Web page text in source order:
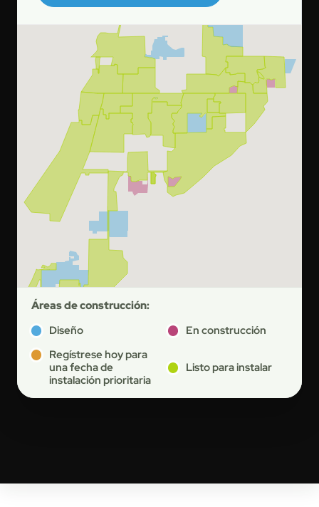
Áreas de construcción:
Diseño
En construcción
Regístrese hoy para
una fecha de
instalación prioritaria
Listo para instalar